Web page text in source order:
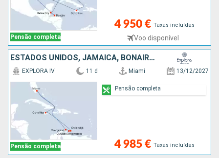
Pensão completa
4 950 € Taxas incluídas
Voo disponível
ESTADOS UNIDOS, JAMAICA, BONAIRE, ARUBA, BAHAMAS
Pensão completa
EXPLORA IV 11 d Miami 13/12/2027
4 985 € Taxas incluídas
Pensão completa